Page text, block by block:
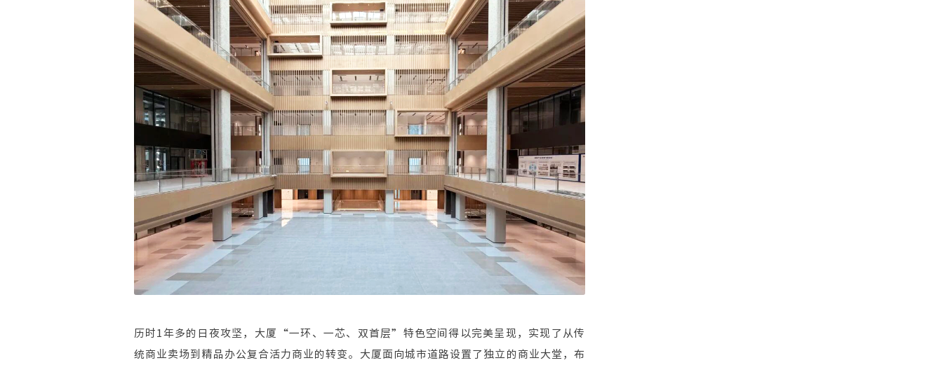
历时1年多的日夜攻坚，大厦“一环、一芯、双首层”特色空间得以完美呈现，实现了从传
统商业卖场到精品办公复合活力商业的转变。大厦面向城市道路设置了独立的商业大堂，布